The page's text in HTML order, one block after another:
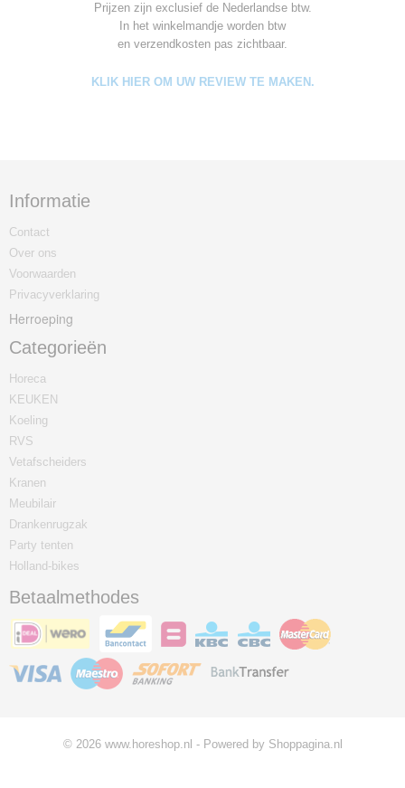
Prijzen zijn exclusief de Nederlandse btw.
In het winkelmandje worden btw
en verzendkosten pas zichtbaar.
KLIK HIER OM UW REVIEW TE MAKEN.
Informatie
Contact
Over ons
Voorwaarden
Privacyverklaring
Herroeping
Categorieën
Horeca
KEUKEN
Koeling
RVS
Vetafscheiders
Kranen
Meubilair
Drankenrugzak
Party tenten
Holland-bikes
Betaalmethodes
© 2026 www.horeshop.nl - Powered by Shoppagina.nl